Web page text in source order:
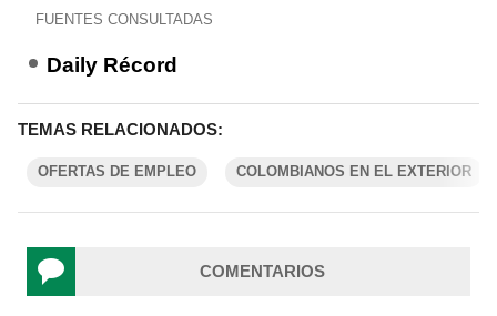
FUENTES CONSULTADAS
Daily Récord
TEMAS RELACIONADOS:
OFERTAS DE EMPLEO COLOMBIANOS EN EL EXTERIOR
COMENTARIOS